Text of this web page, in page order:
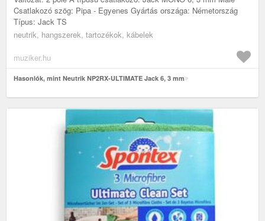
Csatlakozó szög: Pipa - Egyenes Gyártás országa: Németország
Típus: Jack TS
neutrik, hangszerek, tartozékok, kábelek
muziker.hu
Hasonlók, mint Neutrik NP2RX-ULTIMATE Jack 6, 3 mm